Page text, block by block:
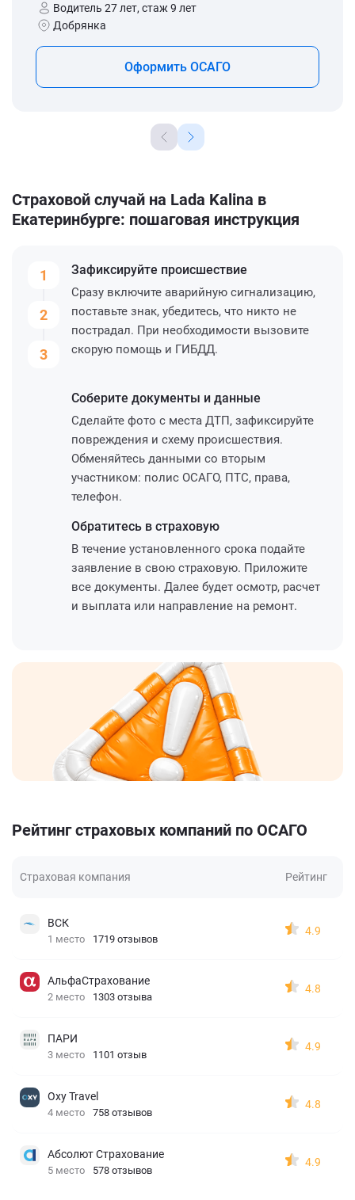
Водитель 27 лет, стаж 9 лет
Добрянка
Оформить ОСАГО
Страховой случай на Lada Kalina в
Екатеринбурге: пошаговая инструкция
1
2
3
Зафиксируйте происшествие
Сразу включите аварийную сигнализацию,
поставьте знак, убедитесь, что никто не
пострадал. При необходимости вызовите
скорую помощь и ГИБДД.
Соберите документы и данные
Сделайте фото с места ДТП, зафиксируйте
повреждения и схему происшествия.
Обменяйтесь данными со вторым
участником: полис ОСАГО, ПТС, права,
телефон.
Обратитесь в страховую
В течение установленного срока подайте
заявление в свою страховую. Приложите
все документы. Далее будет осмотр, расчет
и выплата или направление на ремонт.
Рейтинг страховых компаний по ОСАГО
Страховая компания Рейтинг
ВСК
1 место 1719 отзывов
4.9
АльфаСтрахование
2 место 1303 отзыва
4.8
ПАРИ
3 место 1101 отзыв
4.9
Oxy Travel
4 место 758 отзывов
4.8
Абсолют Страхование
5 место 578 отзывов
4.9